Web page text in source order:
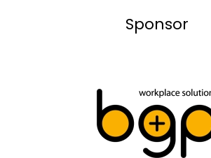
Sponsor